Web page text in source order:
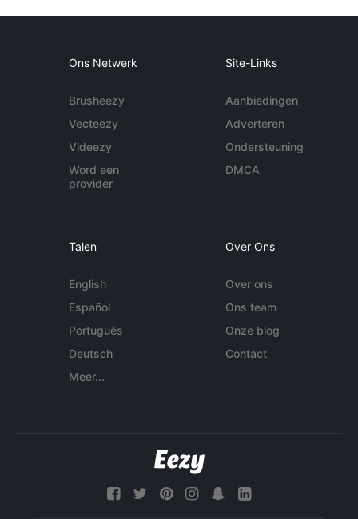
Ons Netwerk
Brusheezy
Vecteezy
Videezy
Word een
provider
Site-Links
Aanbiedingen
Adverteren
Ondersteuning
DMCA
Talen
English
Español
Português
Deutsch
Meer...
Over Ons
Over ons
Ons team
Onze blog
Contact